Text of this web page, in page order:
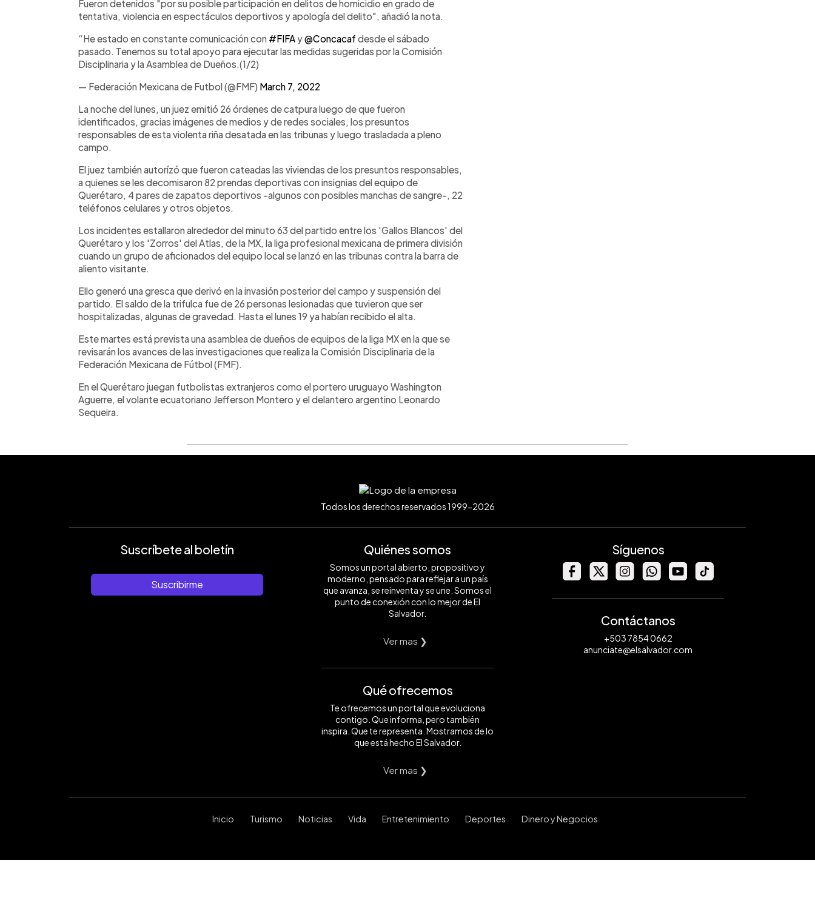
Fueron detenidos "por su posible participación en delitos de homicidio en grado de
tentativa, violencia en espectáculos deportivos y apología del delito", añadió la nota.
“He estado en constante comunicación con #FIFA y@Concacaf desde el sábado
pasado. Tenemos su total apoyo para ejecutar las medidas sugeridas por la Comisión
Disciplinaria y la Asamblea de Dueños.(1/2)
— Federación Mexicana de Futbol (@FMF) March 7, 2022
La noche del lunes, un juez emitió 26 órdenes de catpura luego de que fueron
identificados, gracias imágenes de medios y de redes sociales, los presuntos
responsables de esta violenta riña desatada en las tribunas y luego trasladada a pleno
campo.
El juez también autorízó que fueron cateadas las viviendas de los presuntos responsables,
a quienes se les decomisaron 82 prendas deportivas con insignias del equipo de
Querétaro, 4 pares de zapatos deportivos -algunos con posibles manchas de sangre-, 22
teléfonos celulares y otros objetos.
Los incidentes estallaron alrededor del minuto 63 del partido entre los 'Gallos Blancos' del
Querétaro y los 'Zorros' del Atlas, de la MX, la liga profesional mexicana de primera división
cuando un grupo de aficionados del equipo local se lanzó en las tribunas contra la barra de
aliento visitante.
Ello generó una gresca que derivó en la invasión posterior del campo y suspensión del
partido. El saldo de la trifulca fue de 26 personas lesionadas que tuvieron que ser
hospitalizadas, algunas de gravedad. Hasta el lunes 19 ya habían recibido el alta.
Este martes está prevista una asamblea de dueños de equipos de la liga MX en la que se
revisarán los avances de las investigaciones que realiza la Comisión Disciplinaria de la
Federación Mexicana de Fútbol (FMF).
En el Querétaro juegan futbolistas extranjeros como el portero uruguayo Washington
Aguerre, el volante ecuatoriano Jefferson Montero y el delantero argentino Leonardo
Sequeira.
Todos los derechos reservados 1999-2026
Suscríbete al boletín
Suscribirme
Quiénes somos
Somos un portal abierto, propositivo y
moderno, pensado para reflejar a un país
que avanza, se reinventa y se une. Somos el
punto de conexión con lo mejor de El
Salvador.
Ver mas ❯
Qué ofrecemos
Te ofrecemos un portal que evoluciona
contigo. Que informa, pero también
inspira. Que te representa. Mostramos de lo
que está hecho El Salvador.
Ver mas ❯
Síguenos
Contáctanos
+503 7854 0662
anunciate@elsalvador.com
Inicio Turismo Noticias Vida Entretenimiento Deportes Dinero y Negocios